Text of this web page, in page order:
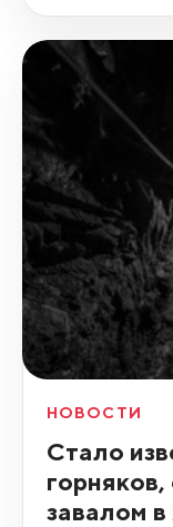
НОВОСТИ
Стало
завалом в